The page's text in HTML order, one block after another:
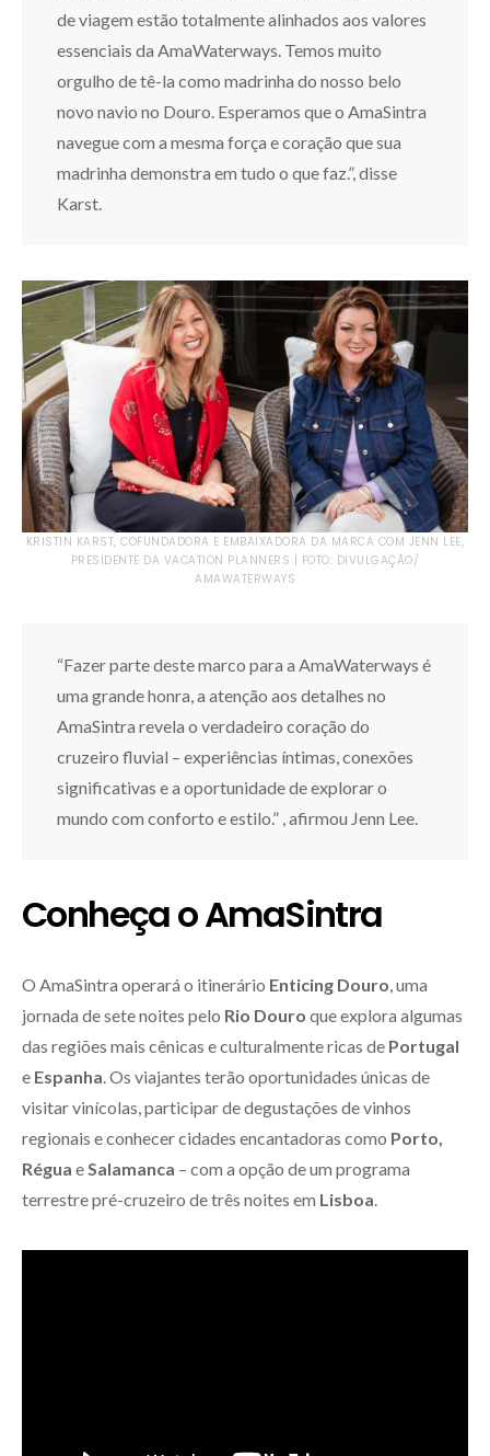
de viagem estão totalmente alinhados aos valores
essenciais da AmaWaterways. Temos muito
orgulho de tê-la como madrinha do nosso belo
novo navio no Douro. Esperamos que o AmaSintra
navegue com a mesma força e coração que sua
madrinha demonstra em tudo o que faz.”, disse
Karst.
KRISTIN KARST, COFUNDADORA E EMBAIXADORA DA MARCA COM JENN LEE,
PRESIDENTE DA VACATION PLANNERS | FOTO: DIVULGAÇÃO/
AMAWATERWAYS
“Fazer parte deste marco para a AmaWaterways é
uma grande honra, a atenção aos detalhes no
AmaSintra revela o verdadeiro coração do
cruzeiro fluvial – experiências íntimas, conexões
significativas e a oportunidade de explorar o
mundo com conforto e estilo.” , afirmou Jenn Lee.
Conheça o AmaSintra
O AmaSintra operará o itinerário Enticing Douro , uma
jornada de sete noites pelo Rio Douro que explora algumas
das regiões mais cênicas e culturalmente ricas de Portugal
e Espanha . Os viajantes terão oportunidades únicas de
visitar vinícolas, participar de degustações de vinhos
regionais e conhecer cidades encantadoras como Porto,
Régua e Salamanca – com a opção de um programa
terrestre pré-cruzeiro de três noites em Lisboa